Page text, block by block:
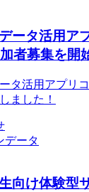
ータ活用ア
者募集を開
タ活用アプリ
ました！
データ
向け体験型